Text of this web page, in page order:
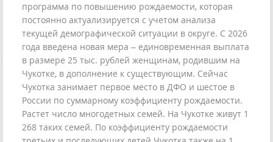
программа по повышению рождаемости, которая
постоянно актуализируется с учетом анализа
текущей демографической ситуации в округе. С 2026
года введена новая мера – единовременная выплата
в размере 25 тыс. рублей женщинам, родившим на
Чукотке, в дополнение к существующим. Сейчас
Чукотка занимает первое место в ДФО и шестое в
России по суммарному коэффициенту рождаемости.
Растет число многодетных семей. На Чукотке живут 1
268 таких семей. По коэффициенту рождаемости